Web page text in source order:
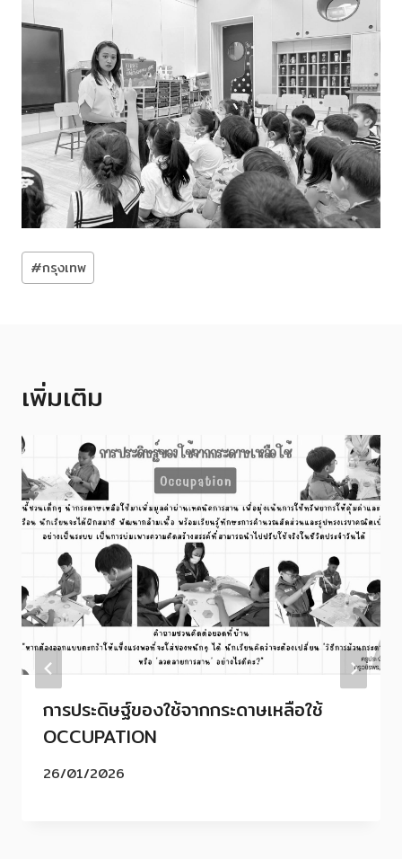
Post
Tags:
#กรุงเทพ
เพิ่มเติม
การประดิษฐ์ของใช้จากกระดาษเหลือใช้
OCCUPATION
26/01/2026